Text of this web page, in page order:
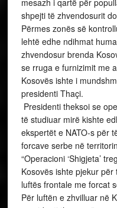
presidenti tha se përpos
projektit, kanë edhe
“Sot dhe përgjithmonë
thellë dhe përulje
Ramadanin, Sali Çekun,
dëshmorë që ranë për
Thaçi.
Kreu i vendit theksoi se
vajzave më të mira të
martirëve dhe gjithë
shtet i lirë, sovran dhe
“Nuk ka as shpifje, as
qarqe antishqiptare, që
drejtë dhe sakrificën
Institucionet e Kosovës
cilat është ngritur themeli